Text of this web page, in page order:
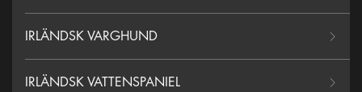
IRLÄNDSK VARGHUND
IRLÄNDSK VATTENSPANIEL